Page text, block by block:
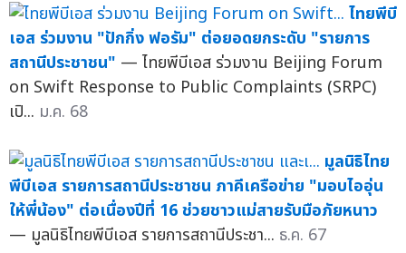
ไทยพีบี
เอส ร่วมงาน "ปักกิ่ง ฟอรัม" ต่อยอดยกระดับ "รายการ
สถานีประชาชน" — ไทยพีบีเอส ร่วมงาน Beijing Forum
on Swift Response to Public Complaints (SRPC)
เปิ... ม.ค. 68
มูลนิธิไทย
พีบีเอส รายการสถานีประชาชน ภาคีเครือข่าย "มอบไออุ่น
ให้พี่น้อง" ต่อเนื่องปีที่ 16 ช่วยชาวแม่สายรับมือภัยหนาว
— มูลนิธิไทยพีบีเอส รายการสถานีประชา... ธ.ค. 67